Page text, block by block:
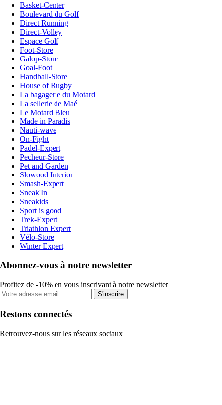
Basket-Center
Boulevard du Golf
Direct Running
Direct-Volley
Espace Golf
Foot-Store
Galop-Store
Goal-Foot
Handball-Store
House of Rugby
La bagagerie du Motard
La sellerie de Maé
Le Motard Bleu
Made in Paradis
Nauti-wave
On-Fight
Padel-Expert
Pecheur-Store
Pet and Garden
Slowood Interior
Smash-Expert
Sneak'In
Sneakids
Sport is good
Trek-Expert
Triathlon Expert
Vélo-Store
Winter Expert
Abonnez-vous à notre newsletter
Profitez de -10% en vous inscrivant à notre newsletter
S'inscrire
Restons connectés
Retrouvez-nous sur les réseaux sociaux